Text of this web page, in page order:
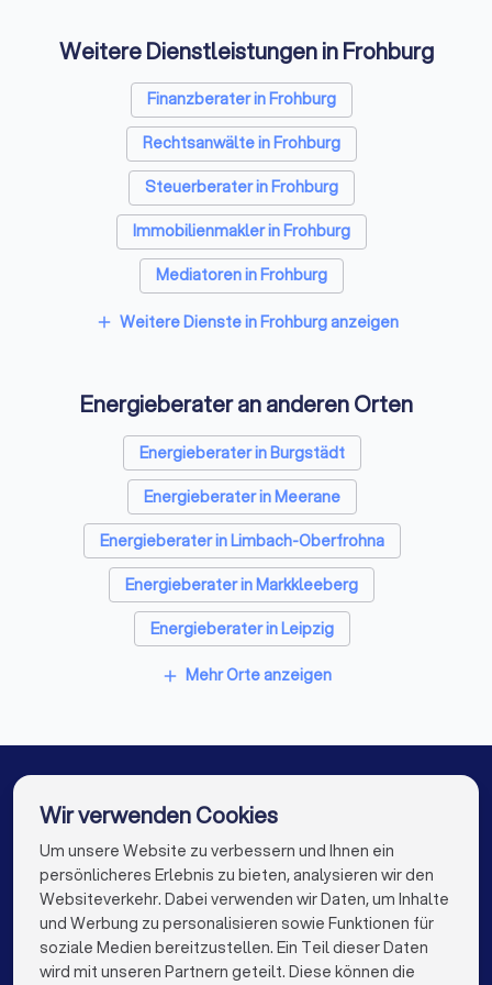
macht einfach sicherer – und
Entscheidungen zum richtigen
Zeitpunkt zu treffen.
zusammen.
Die GIH-
Weitere Dienstleistungen in Frohburg
Finanzberater in Frohburg
Rechtsanwälte in Frohburg
Steuerberater in Frohburg
Immobilienmakler in Frohburg
Mediatoren in Frohburg
add Weitere Dienste in Frohburg anzeigen
Energieberater an anderen Orten
Energieberater in Burgstädt
Energieberater in Meerane
Energieberater in Limbach-Oberfrohna
Energieberater in Markkleeberg
Energieberater in Leipzig
Energieberater in Chemnitz
Energieberater in Ebersbach an der Fils
Energieberater in Gera
Energieberater in Berlin
Energieberater in Hamburg
Energieberater in München
Energieberater in Köln
Energieberater in Frankfurt am Main
add Mehr Orte anzeigen
Die besten Energieberater für Sie
info@trustlocal.de
Wir verwenden Cookies
Um unsere Website zu verbessern und Ihnen ein
persönlicheres Erlebnis zu bieten, analysieren wir den
Websiteverkehr. Dabei verwenden wir Daten, um Inhalte
und Werbung zu personalisieren sowie Funktionen für
soziale Medien bereitzustellen. Ein Teil dieser Daten
wird mit unseren Partnern geteilt. Diese können die